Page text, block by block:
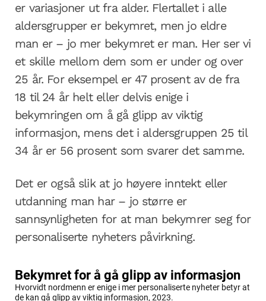
er variasjoner ut fra alder. Flertallet i alle
aldersgrupper er bekymret, men jo eldre
man er – jo mer bekymret er man. Her ser vi
et skille mellom dem som er under og over
25 år. For eksempel er 47 prosent av de fra
18 til 24 år helt eller delvis enige i
bekymringen om å gå glipp av viktig
informasjon, mens det i aldersgruppen 25 til
34 år er 56 prosent som svarer det samme.
Det er også slik at jo høyere inntekt eller
utdanning man har – jo større er
sannsynligheten for at man bekymrer seg for
personaliserte nyheters påvirkning.